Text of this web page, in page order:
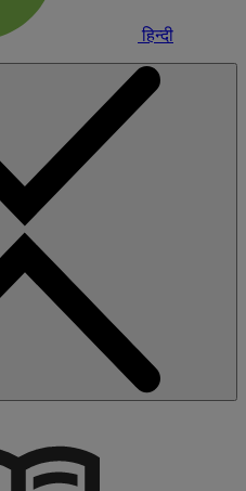
हिन्दी